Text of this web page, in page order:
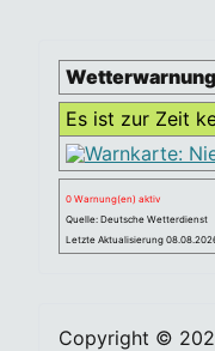
Es ist zur Zeit
0 Warnung(en) aktiv
Quelle: Deutsche Wetterdienst
Letzte Aktualisierung
Copyright ©